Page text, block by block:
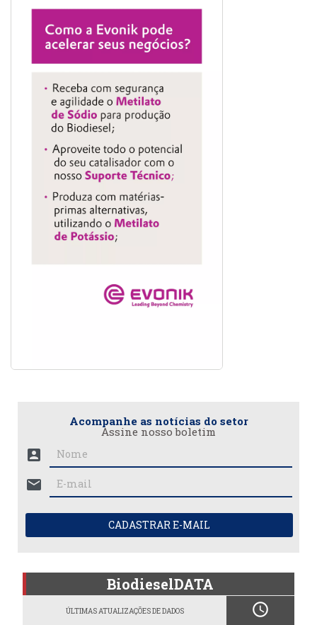
Acompanhe as notícias do setor
Assine nosso boletim
account_box
mail
CADASTRAR E-MAIL
BiodieselDATA
ÚLTIMAS ATUALIZAÇÕES DE DADOS schedule